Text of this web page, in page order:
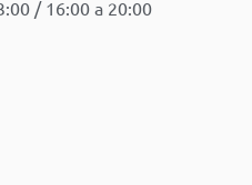
/ 16:00 a 20:00